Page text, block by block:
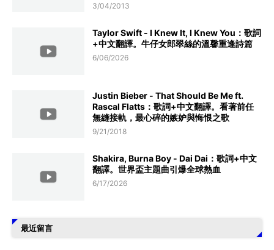
3/04/2013
Taylor Swift - I Knew It, I Knew You：歌詞
+中文翻譯。牛仔女郎翠絲的溫馨重逢詩篇
6/06/2026
Justin Bieber - That Should Be Me ft.
Rascal Flatts：歌詞+中文翻譯。看著前任
無縫接軌，最心碎的嫉妒與悔恨之歌
9/21/2018
Shakira, Burna Boy - Dai Dai：歌詞+中文
翻譯。世界盃主題曲引爆全球熱血
6/17/2026
最近留言